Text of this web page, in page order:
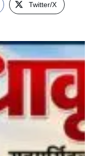
Twitter/X